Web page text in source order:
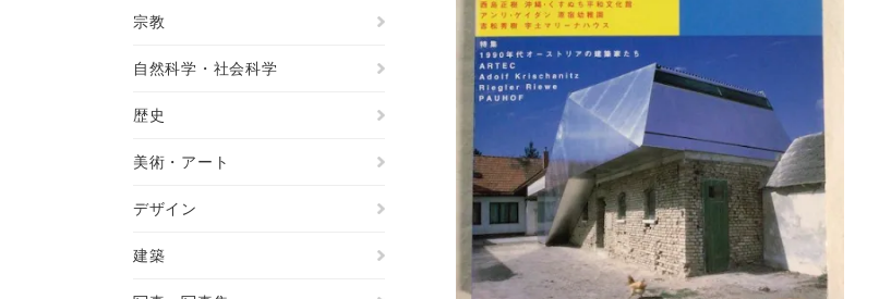
宗教
自然科学・社会科学
歴史
美術・アート
デザイン
建築